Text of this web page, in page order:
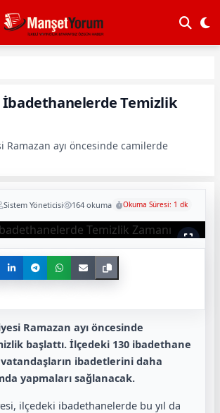
İbadethanelerde Temizlik
Ramazan ayı öncesinde camilerde
Sistem Yöneticisi 164 okuma Okuma Süresi: 1 dk
Ramazan ayı öncesinde
başlattı. İlçedeki 130 ibadethane
ibadetlerini daha
yapmaları sağlanacak.
ilçedeki ibadethanelerde bu yıl da